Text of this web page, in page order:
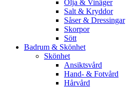
Olja & Vinäger
Salt & Kryddor
Såser & Dressingar
Skorpor
Sött
Badrum & Skönhet
Skönhet
Ansiktsvård
Hand- & Fotvård
Hårvård